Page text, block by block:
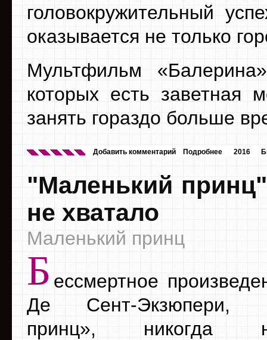
головокружительный
оказывается не только
Мультфильм
которых есть заветная
занять гораздо больше
2016
Добавить комментарий Подробнее
"Маленький
не хватало
Маленький принц
Б ессмертное
Де Сент-Экзюпери,
принц»,